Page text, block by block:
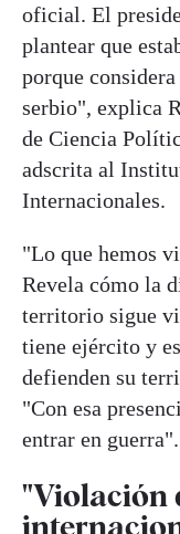
oficial. El
plantear que
porque
serbio", explica
de Ciencia
adscrita al
Internacionales.
"Lo que hemos
Revela cómo la
territorio sigue
tiene ejército y
defienden su
"Con esa
entrar en guerra".
"Violación